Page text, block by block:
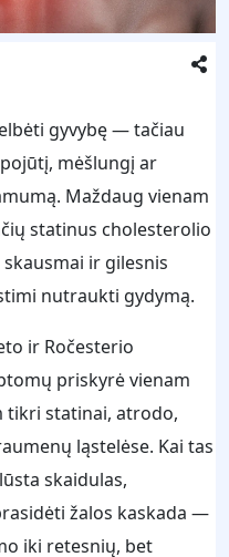
gyvybę — tačiau
mėšlungį ar
Maždaug vienam
statinus cholesterolio
ir gilesnis
nutraukti gydymą.
ir Ročesterio
priskyrė vienam
tikri statinai, atrodo,
ląstelėse. Kai tas
skaidulas,
žalos kaskada —
iki retesnių, bet